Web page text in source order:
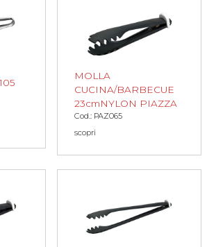
MOLLA
CUCINA/BARBECUE
23cmNYLON PIAZZA
Cod.: PAZ065
scopri